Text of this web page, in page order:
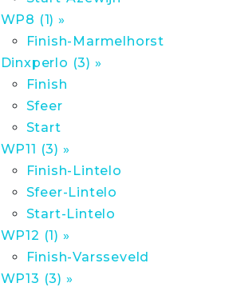
WP8 (1) »
Finish-Marmelhorst
Dinxperlo (3) »
Finish
Sfeer
Start
WP11 (3) »
Finish-Lintelo
Sfeer-Lintelo
Start-Lintelo
WP12 (1) »
Finish-Varsseveld
WP13 (3) »